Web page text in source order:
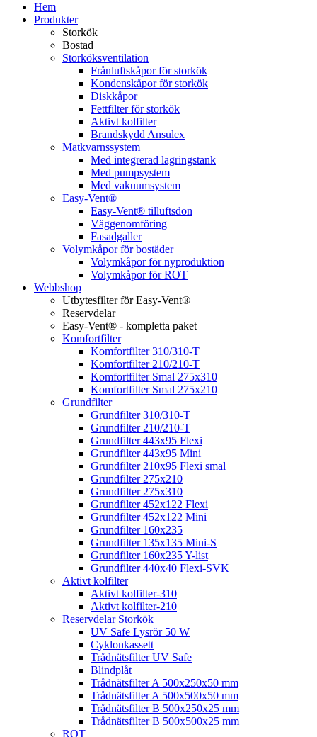
Hem
Produkter
Storkök
Bostad
Storköksventilation
Frånluftskåpor för storkök
Kondenskåpor för storkök
Diskkåpor
Fettfilter för storkök
Aktivt kolfilter
Brandskydd Ansulex
Matkvarnssystem
Med integrerad lagringstank
Med pumpsystem
Med vakuumsystem
Easy-Vent®
Easy-Vent® tilluftsdon
Väggenomföring
Fasadgaller
Volymkåpor för bostäder
Volymkåpor för nyproduktion
Volymkåpor för ROT
Webbshop
Utbytesfilter för Easy-Vent®
Reservdelar
Easy-Vent® - kompletta paket
Komfortfilter
Komfortfilter 310/310-T
Komfortfilter 210/210-T
Komfortfilter Smal 275x310
Komfortfilter Smal 275x210
Grundfilter
Grundfilter 310/310-T
Grundfilter 210/210-T
Grundfilter 443x95 Flexi
Grundfilter 443x95 Mini
Grundfilter 210x95 Flexi smal
Grundfilter 275x210
Grundfilter 275x310
Grundfilter 452x122 Flexi
Grundfilter 452x122 Mini
Grundfilter 160x235
Grundfilter 135x135 Mini-S
Grundfilter 160x235 Y-list
Grundfilter 440x40 Flexi-SVK
Aktivt kolfilter
Aktivt kolfilter-310
Aktivt kolfilter-210
Reservdelar Storkök
UV Safe Lysrör 50 W
Cyklonkassett
Trådnätsfilter UV Safe
Blindplåt
Trådnätsfilter A 500x250x50 mm
Trådnätsfilter A 500x500x50 mm
Trådnätsfilter B 500x250x25 mm
Trådnätsfilter B 500x500x25 mm
ROT